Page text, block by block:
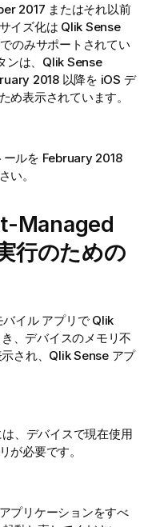
2017 またはそれ以前
イズ化は Qlik Sense
のみサポートされてい
は、 Qlik Sense
2018以降を iOS デ
め表示されています。
ルを February 2018
い。
Managed
行のための
イルアプリで Qlik
、デバイスのメモリ不
され、 Qlik Senseアプ
、デバイスで現在使用
が必要です。
プリケーションをすべ